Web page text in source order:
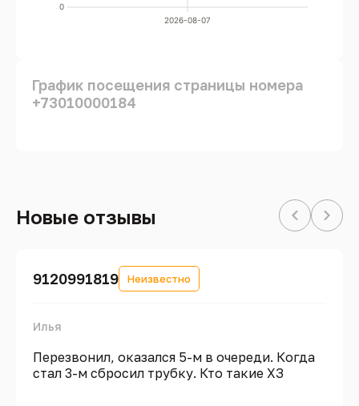
0
2026-08-07
График посещения страницы номера
+73010000184
Новые отзывы
9120991819 Неизвестно
Илья
Перезвонил, оказался 5-м в очереди. Когда
стал 3-м сбросил трубку. Кто такие ХЗ